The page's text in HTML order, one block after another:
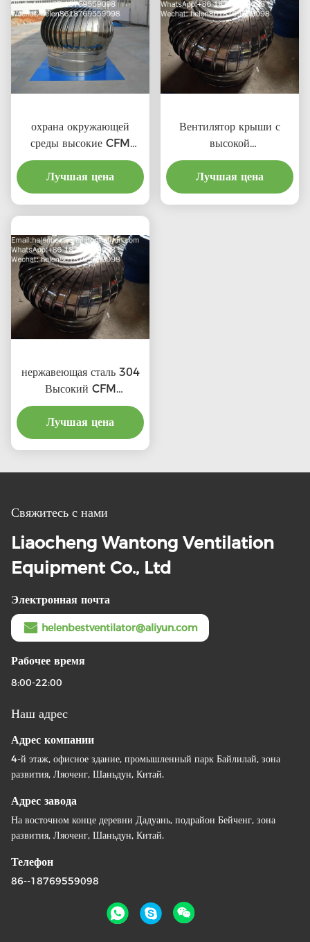
охрана окружающей
среды высокие CFM
выхлопные крышевые
вентиляторы с
профессиональным
Лучшая цена
Вентилятор крыши с
высокой
производительностью и
соотношением затрат для
профессионального
Лучшая цена
нержавеющая сталь 304
Высокий CFM
выхлопные крышевые
вентиляторы с льготной
ценой
Лучшая цена
Свяжитесь с нами
Liaocheng Wantong Ventilation
Equipment Co., Ltd
Электронная почта
helenbestventilator@aliyun.com
Рабочее время
8:00-22:00
Наш адрес
Адрес компании
4-й этаж, офисное здание, промышленный парк Байлилай, зона
развития, Ляоченг, Шаньдун, Китай.
Адрес завода
На восточном конце деревни Дадуань, подрайон Бейченг, зона
развития, Ляоченг, Шаньдун, Китай.
Телефон
86--18769559098